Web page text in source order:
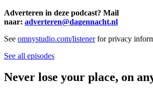
Adverteren in deze podcast? Mail
naar: adverteren@dagennacht.nl
See omnystudio.com/listenerfor privacy
See all episodes
Never lose your place, on